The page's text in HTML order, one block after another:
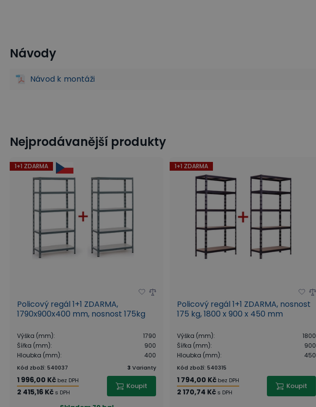
Regály se šikmými policemi
Návody
Návod k montáži
Nejprodávanější produkty
1+1 ZDARMA
Policový regál 1+1 ZDARMA,
1790x900x400 mm, nosnost 175kg
Výška (mm):
1790
Šířka (mm):
900
Hloubka (mm): 400
Kód zboží: 540037 3 Varianty
1 996,00 Kč bez DPH
2 415,16 Kč s DPH
Koupit
1+1 ZDARMA
Policový regál 1+1 ZDARMA, nosnost
175 kg, 1800 x 900 x 450 mm
Výška (mm):
1800
Šířka (mm):
900
Hloubka (mm): 450
Kód zboží:540315
1 794,00 Kč bez DPH
2 170,74 Kč s DPH
Koupit